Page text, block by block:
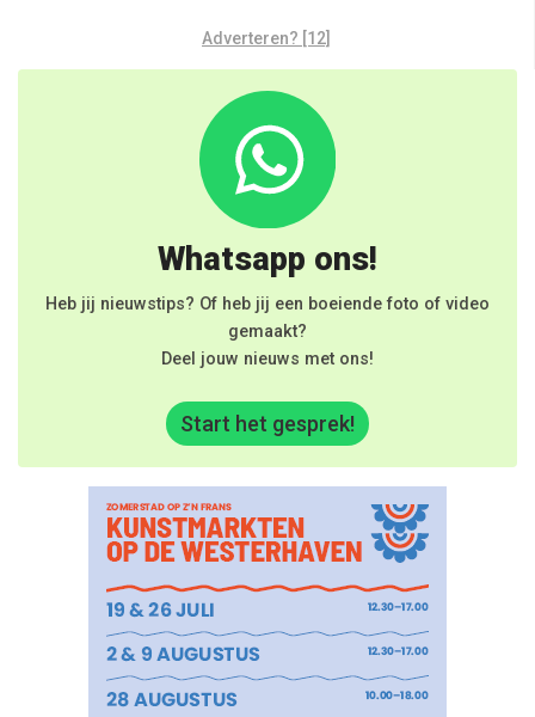
Adverteren? [12]
Whatsapp ons!
Heb jij nieuwstips? Of heb jij een boeiende foto of video
gemaakt?
Deel jouw nieuws met ons!
Start het gesprek!